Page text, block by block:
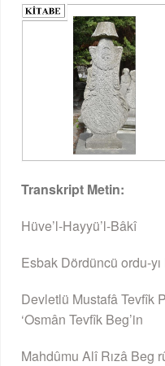
Transkript Metin:
Hüve’l-Hayyü’l-Bâkî
Esbak Dördüncü ordu-
Devletlü Mustafâ Tevfîk
‘Osmân Tevfîk Beg’in
Mahdûmu Alî Rızâ Beg